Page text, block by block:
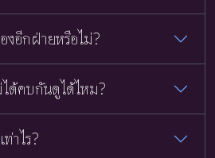
งอีกฝ่ายหรือไม่?
ด้คบกันดูได้ไหม?
าไร?